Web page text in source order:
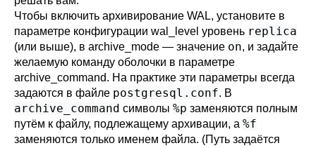
Чтобы включить архивирование WAL, установите в
параметре конфигурации wal_level уровень replica
(или выше), в archive_mode — значение on, и задайте
желаемую команду оболочки в параметре
archive_command. На практике эти параметры всегда
задаются в файле postgresql.conf. В
archive_command символы %p заменяются полным
путём к файлу, подлежащему архивации, а %f
заменяются только именем файла. (Путь задаётся